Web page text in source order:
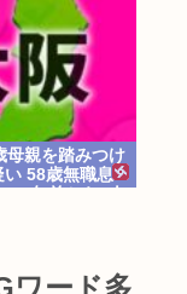
母親を踏みつけ
い 58歳無職息
ワード多